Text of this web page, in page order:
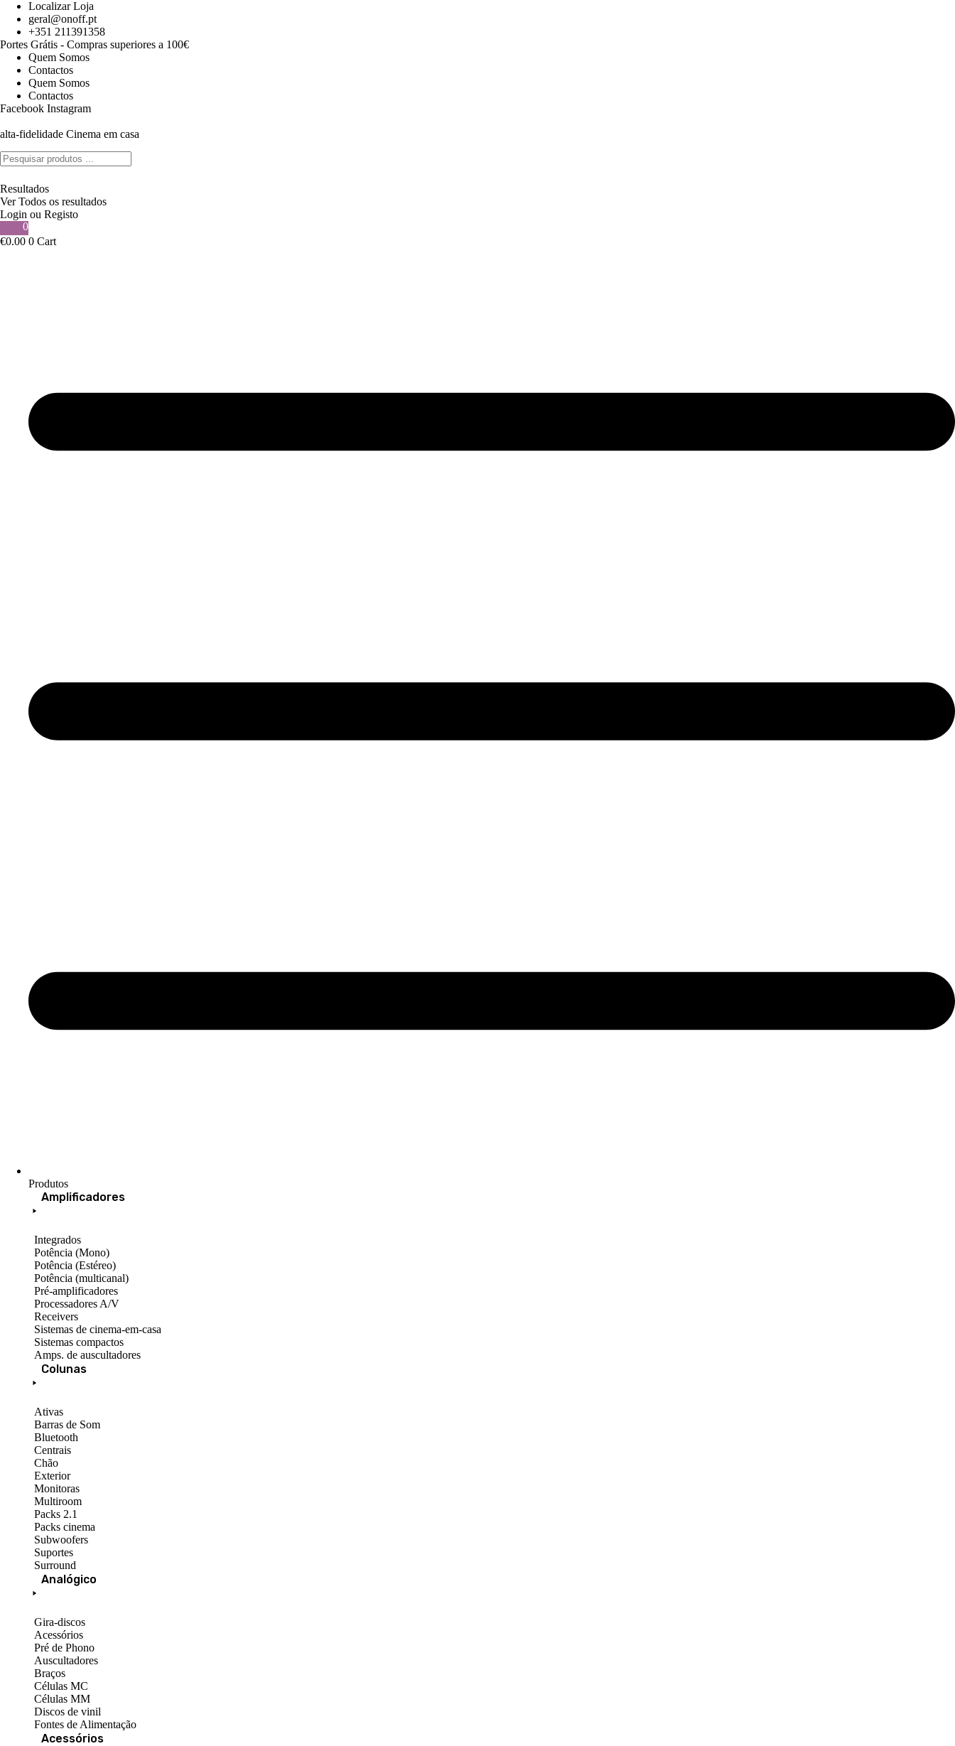
Pular
para
conteúdo
Localizar Loja
geral@onoff.pt
+351 211391358
Portes Grátis - Compras superiores a 100€
Quem Somos
Contactos
Quem Somos
Contactos
Facebook Instagram
alta-fidelidade Cinema em casa
Search
...
Resultados
Ver Todos os resultados
Login ou Registo
0
€0.00 0 Cart
Produtos
Amplificadores
Integrados
Potência (Mono)
Potência (Estéreo)
Potência (multicanal)
Pré-amplificadores
Processadores A/V
Receivers
Sistemas de cinema-em-casa
Sistemas compactos
Amps. de auscultadores
Colunas
Ativas
Barras de Som
Bluetooth
Centrais
Chão
Exterior
Monitoras
Multiroom
Packs 2.1
Packs cinema
Subwoofers
Suportes
Surround
Analógico
Gira-discos
Acessórios
Pré de Phono
Auscultadores
Braços
Células MC
Células MM
Discos de vinil
Fontes de Alimentação
Acessórios